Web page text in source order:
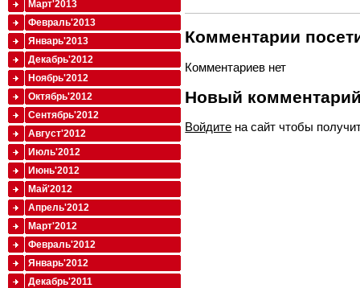
Комментарии
Комментариев нет
Новый
Войдите на сайт чтобы
Март'2013
Февраль'2013
Январь'2013
Декабрь'2012
Ноябрь'2012
Октябрь'2012
Сентябрь'2012
Август'2012
Июль'2012
Июнь'2012
Май'2012
Апрель'2012
Март'2012
Февраль'2012
Январь'2012
Декабрь'2011